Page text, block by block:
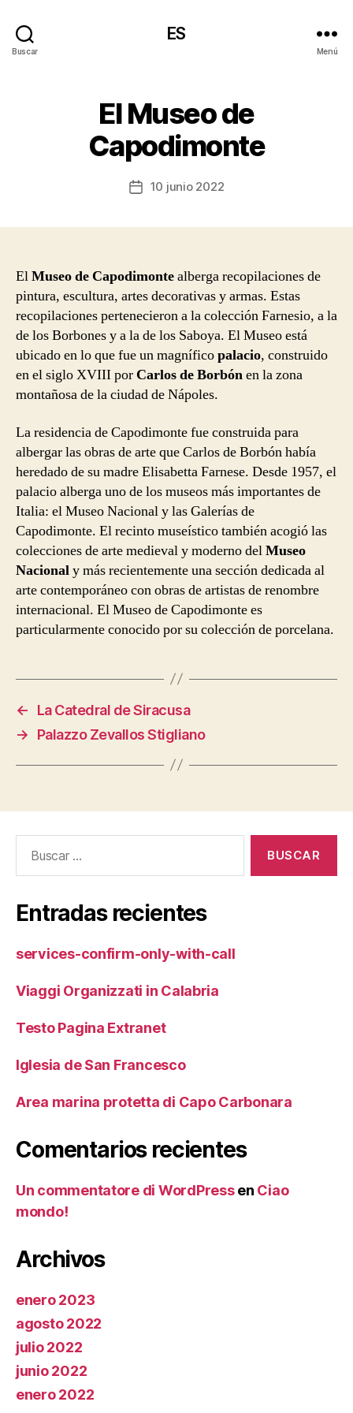
Buscar
ES
Menú
El Museo de
Capodimonte
Fecha10 junio 2022
ElMuseo de Capodimontealberga recopilaciones de
pintura, escultura, artes decorativas y armas. Estas
recopilaciones pertenecieron a la colección Farnesio, a la
de los Borbones y a la de los Saboya. El Museo está
ubicado en lo que fue un magníficopalacio, construido
en el siglo XVIII por Carlos de Borbónen la zona
montañosa de la ciudad de Nápoles.
La residencia de Capodimonte fue construida para
albergar las obras de arte que Carlos de Borbón había
heredado de su madre Elisabetta Farnese. Desde 1957, el
palacio alberga uno de los museos más importantes de
Italia: el Museo Nacional y las Galerías de
Capodimonte. El recinto museístico también acogió las
colecciones de arte medieval y moderno delMuseo
Nacionaly más recientemente una sección dedicada al
arte contemporáneo con obras de artistas de renombre
internacional. El Museo de Capodimonte es
particularmente conocido por su colección de porcelana.
←
La Catedral de Siracusa
→
Palazzo Zevallos Stigliano
Entradas recientes
services-confirm-only-with-call
Viaggi Organizzati in Calabria
Testo Pagina Extranet
Iglesia de San Francesco
Area marina protetta di Capo Carbonara
Comentarios recientes
Un commentatore di WordPressen Ciao
mondo!
Archivos
enero 2023
agosto 2022
julio 2022
junio 2022
enero 2022